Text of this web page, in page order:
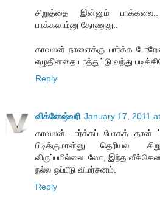
சிறுத்தை இன்னும்
பாக்கலாம்னு தோணுது..
காவலன் நாளைக்கு பார்க்க
எழுதினதை பாத்துட்டு வந்து
Reply
விக்னேஷ்வரி January 17, 2011
காவலன் பார்க்கப் போகத் தான்
பிடிக்குமான்னு தெரியல.
விருப்பமில்லை. ஸோ, இந்த
நல்ல ஒப்பீடு விமர்சனம்.
Reply